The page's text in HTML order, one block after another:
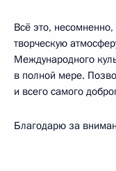
Всё это,
творческую
Международного
в полной мере.
и всего самого
Благодарю за